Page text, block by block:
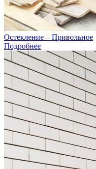
Остекление – Привольное
Подробнее